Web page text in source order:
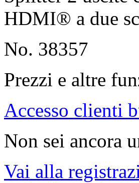
HDMI® a due
No. 38357
Prezzi e altre
Accesso clienti
Non sei ancora
Vai alla